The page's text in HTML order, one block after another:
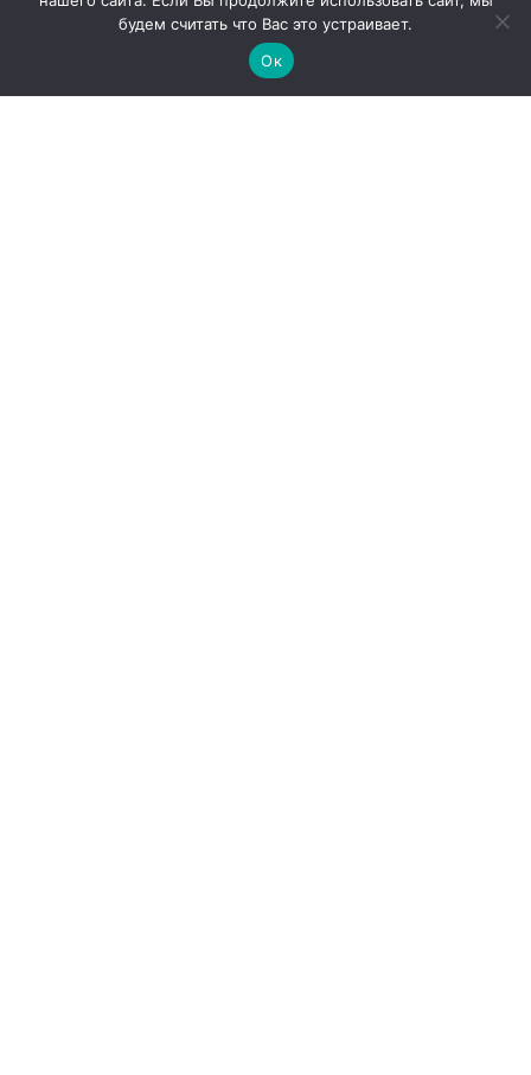
будем считать что Вас это устраивает.
Ок